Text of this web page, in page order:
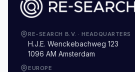
RE-SEARCH B.V. ·HEADQUARTERS
H.J.E. Wenckebachweg 123
1096 AM Amsterdam
EUROPE